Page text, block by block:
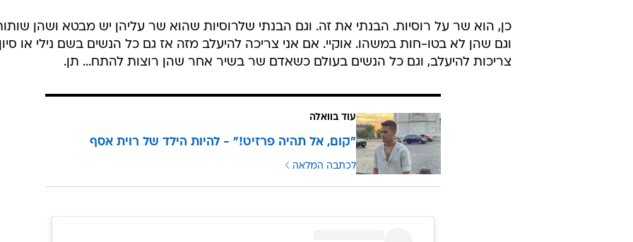
כן, הוא שר על רוסיות. הבנתי את זה. וגם הבנתי שלרוסיות שהוא שר עליהן יש מבטא ושהן
וגם שהן לא בטו-חות במשהו. אוקיי. אם אני צריכה להיעלב מזה אז גם כל הנשים בשם נילי או
צריכות להיעלב, וגם כל הנשים בעולם כשאדם שר בשיר אחר שהן רוצות להתח... תן.
עוד בוואלה
"קום, אל תהיה פרזיט!" - להיות הילד של רוית אסף
לכתבה המלאה